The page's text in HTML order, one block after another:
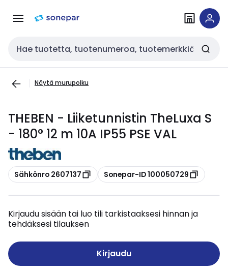
navigointiinsisältöön
Haku
Näytä murupolku
THEBEN - Liiketunnistin TheLuxa S
- 180° 12 m 10A IP55 PSE VAL
Kopioi
Sähkönro 2607137 Kopioi
Sonepar-ID 100050729
Kirjaudu sisään tai luo tili tarkistaaksesi hinnan ja
tehdäksesi tilauksen
Kirjaudu